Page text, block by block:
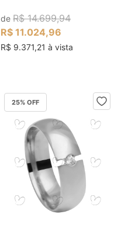
deR$ 14.699,94
R$ 11.024,96
R$ 9.371,21 à vista
25% OFF